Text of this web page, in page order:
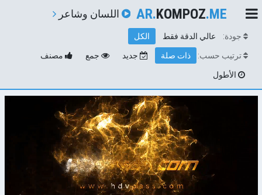
AR.KOMPOZ.ME اللسان وشاعر
جودة: عالي الدقة فقط الكل
ترتيب حسب: ذات صلة جديد جمع مصنف
الأطول